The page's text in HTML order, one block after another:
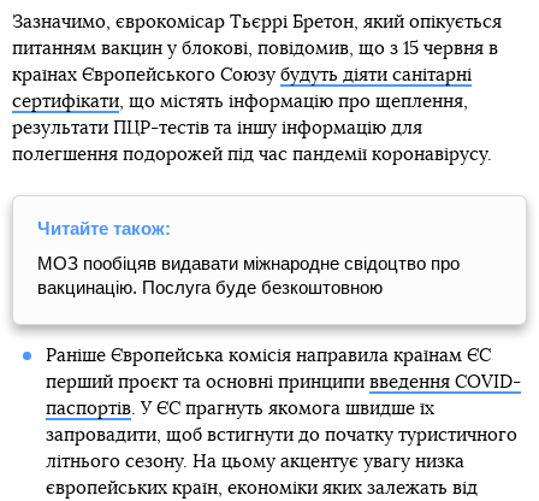
Зазначимо, єврокомісар Тьєррі Бретон, який опікується
питанням вакцин у блокові, повідомив, що з 15 червня в
країнах Європейського Союзу будуть діяти санітарні
сертифікати, що містять інформацію про щеплення,
результати ПЦР-тестів та іншу інформацію для
полегшення подорожей під час пандемії коронавірусу.
Читайте також:
МОЗ пообіцяв видавати міжнародне свідоцтво про
вакцинацію. Послуга буде безкоштовною
Раніше Європейська комісія направила країнам ЄС
перший проєкт та основні принципи введення COVID-
паспортів. У ЄС прагнуть якомога швидше їх
запровадити, щоб встигнути до початку туристичного
літнього сезону. На цьому акцентує увагу низка
європейських країн, економіки яких залежать від